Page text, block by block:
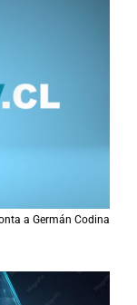
a Germán Codina